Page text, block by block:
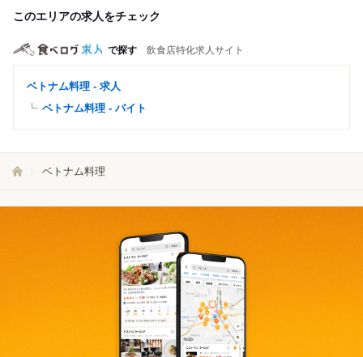
このエリアの求人をチェック
で探す 飲食店特化求人サイト
ベトナム料理 - 求人
ベトナム料理 - バイト
ベトナム料理